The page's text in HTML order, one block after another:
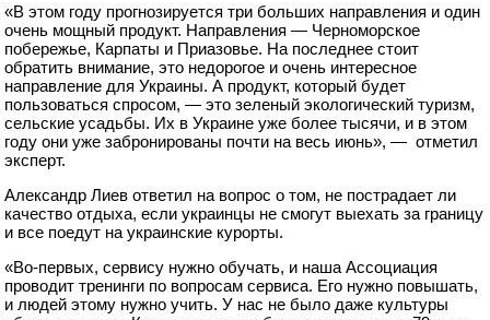
«В этом году прогнозируется три больших направления и один
очень мощный продукт. Направления — Черноморское
побережье, Карпаты и Приазовье. На последнее стоит
обратить внимание, это недорогое и очень интересное
направление для Украины. А продукт, который будет
пользоваться спросом, — это зеленый экологический туризм,
сельские усадьбы. Их в Украине уже более тысячи, и в этом
году они уже забронированы почти на весь июнь», — отметил
эксперт.
Александр Лиев ответил на вопрос о том, не пострадает ли
качество отдыха, если украинцы не смогут выехать за границу
и все поедут на украинские курорты.
«Во-первых, сервису нужно обучать, и наша Ассоциация
проводит тренинги по вопросам сервиса. Его нужно повышать,
и людей этому нужно учить. У нас не было даже культуры